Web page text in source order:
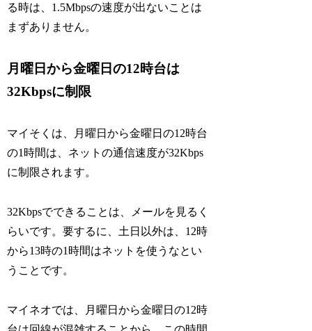
る時は、1.5Mbpsの速度が出ないことは
まずありません。
月曜日から金曜日の12時台は
32Kbpsに制限
マイそくは、月曜日から金曜日の12時台
の1時間は、ネットの通信速度が32Kbps
に制限されます。
32Kbpsでできることは、メールを見るく
らいです。要するに、土日以外は、12時
から13時の1時間はネットを使うなとい
うことです。
マイネオでは、月曜日から金曜日の12時